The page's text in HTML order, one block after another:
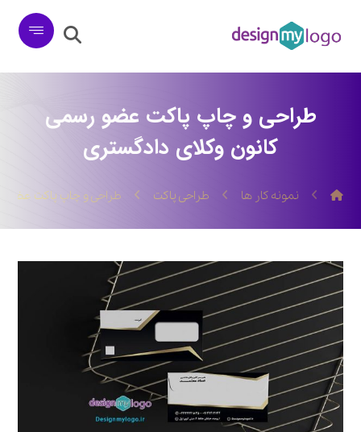
طراحی و چاپ پاکت عضو رسمی
کانون وکلای دادگستری
نمونه کار ها طراحی پاکت طراحی و چاپ پاکت عضو